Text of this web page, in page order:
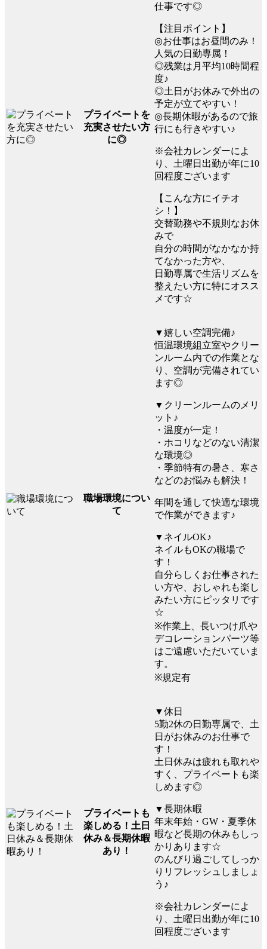
プライベートを
充実させたい方
に◎
仕事です◎
【注目ポイント】
◎お仕事はお昼間のみ！
人気の日勤専属！
◎残業は月平均10時間程
度♪
◎土日がお休みで外出の
予定が立てやすい！
◎長期休暇があるので旅
行にも行きやすい♪
※会社カレンダーによ
り、土曜日出勤が年に10
回程度ございます
【こんな方にイチオ
シ！】
交替勤務や不規則なお休
みで
自分の時間がなかなか持
てなかった方や、
日勤専属で生活リズムを
整えたい方に特にオスス
メです☆
職場環境につい
て
▼嬉しい空調完備♪
恒温環境組立室やクリー
ンルーム内での作業とな
り、空調が完備されてい
ます◎
▼クリーンルームのメリ
ット♪
・温度が一定！
・ホコリなどのない清潔
な環境◎
・季節特有の暑さ、寒さ
などのお悩みも解決！
年間を通して快適な環境
で作業ができます♪
▼ネイルOK♪
ネイルもOKの職場で
す！
自分らしくお仕事された
い方や、おしゃれも楽し
みたい方にピッタリです
☆
※作業上、長いつけ爪や
デコレーションパーツ等
はご遠慮いただいていま
す。
※規定有
プライベートも
楽しめる！土日
休み＆長期休暇
あり！
▼休日
5勤2休の日勤専属で、土
日がお休みのお仕事で
す！
土日休みは疲れも取れや
すく、プライベートも楽
しめます◎
▼長期休暇
年末年始・GW・夏季休
暇など長期の休みもしっ
かりあります☆
のんびり過ごしてしっか
りリフレッシュしましょ
う♪
※会社カレンダーによ
り、土曜日出勤が年に10
回程度ございます